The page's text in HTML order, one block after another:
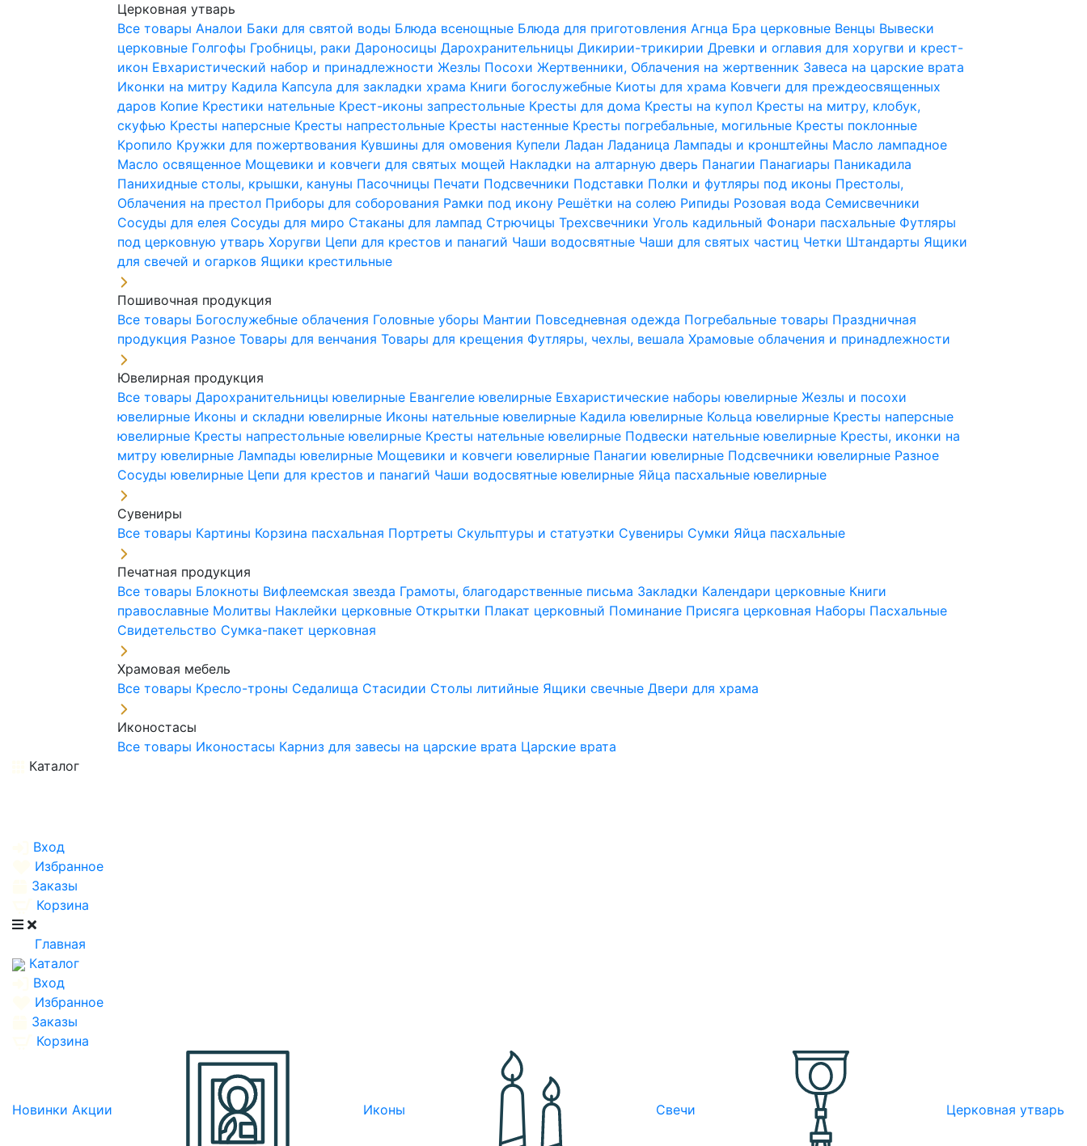
Церковная утварь
Все товарыАналои Баки для святой воды Блюда всенощные Блюда для приготовления Агнца Бра церковные Венцы Вывески
церковные Голгофы Гробницы, ракиДароносицыДарохранительницыДикирии-трикирииДревки и оглавия для хоругви и крест-
икон Евхаристический набор и принадлежностиЖезлы ПосохиЖертвенники, Облачения на жертвенник Завеса на царские врата
Иконки на митру Кадила Капсула для закладки храма Книги богослужебные Киоты для храма Ковчеги для преждеосвященных
даров Копие Крестики нательные Крест-иконы запрестольные Кресты для дома Кресты на купол Кресты на митру, клобук,
скуфью Кресты наперсные Кресты напрестольные Кресты настенные Кресты погребальные, могильные Кресты поклонные
Кропило Кружки для пожертвования Кувшины для омовения КупелиЛаданЛаданицаЛампады и кронштейны Масло лампадное
Масло освященное Мощевики и ковчеги для святых мощей Накладки на алтарную дверь Панагии Панагиары Паникадила
Панихидные столы, крышки, кануны Пасочницы Печати Подсвечники Подставки Полки и футляры под иконы Престолы,
Облачения на престол Приборы для соборования Рамки под икону Решётки на солею Рипиды Розовая вода Семисвечники
Сосуды для елея Сосуды для миро Стаканы для лампад СтрючицыТрехсвечникиУголь кадильный Фонари пасхальные Футляры
под церковную утварьХоругви Цепи для крестов и панагий Чаши водосвятные Чаши для святых частиц Четки Штандарты Ящики
для свечей и огарков Ящики крестильные
Пошивочная продукция
Все товары Богослужебные облачения Головные уборы Мантии Повседневная одежда Погребальные товары Праздничная
продукция РазноеТовары для венчанияТовары для крещения Футляры, чехлы, вешалаХрамовые облачения и принадлежности
Ювелирная продукция
Все товарыДарохранительницы ювелирные Евангелие ювелирные Евхаристические наборы ювелирныеЖезлы и посохи
ювелирные Иконы и складни ювелирные Иконы нательные ювелирные Кадила ювелирные Кольца ювелирные Кресты наперсные
ювелирные Кресты напрестольные ювелирные Кресты нательные ювелирные Подвески нательные ювелирные Кресты, иконки на
митру ювелирныеЛампады ювелирные Мощевики и ковчеги ювелирные Панагии ювелирные Подсвечники ювелирные Разное
Сосуды ювелирные Цепи для крестов и панагий Чаши водосвятные ювелирные Яйца пасхальные ювелирные
Сувениры
Все товары Картины Корзина пасхальная Портреты Скульптуры и статуэтки Сувениры Сумки Яйца пасхальные
Печатная продукция
Все товары Блокноты Вифлеемская звезда Грамоты, благодарственные письма Закладки Календари церковные Книги
православные Молитвы Наклейки церковные Открытки Плакат церковный Поминание Присяга церковная Наборы Пасхальные
Свидетельство Сумка-пакет церковная
Храмовая мебель
Все товары Кресло-троны Седалища Стасидии Столы литийные Ящики свечныеДвери для храма
Иконостасы
Все товары Иконостасы Карниз для завесы на царские врата Царские врата
Каталог
Вход
Избранное
Заказы
Корзина
Главная
Каталог
Вход
Избранное
Заказы
Корзина
Новинки Акции Иконы Свечи Церковная утварь